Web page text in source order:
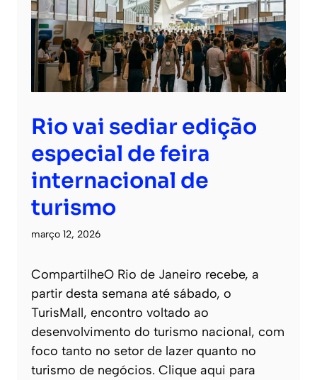
Rio vai sediar edição
especial de feira
internacional de
turismo
março 12, 2026
CompartilheO Rio de Janeiro recebe, a
partir desta semana até sábado, o
TurisMall, encontro voltado ao
desenvolvimento do turismo nacional, com
foco tanto no setor de lazer quanto no
turismo de negócios. Clique aqui para